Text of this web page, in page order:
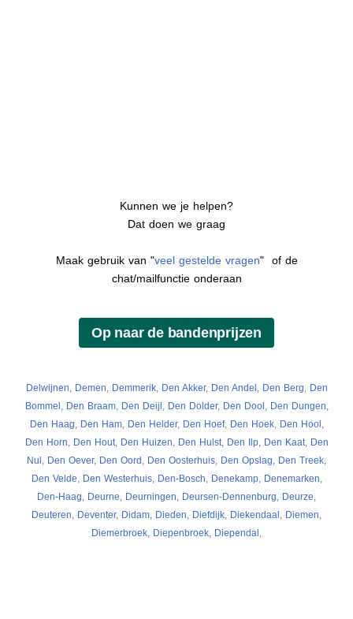
Kunnen we je helpen?
Dat doen we graag
Maak gebruik van "veel gestelde vragen" of de
chat/mailfunctie onderaan
Delwijnen Demen Demmerik, Den Akker, Den Andel Den Berg
Den
Bommel
Den Braam, Den Deijl Den Dolder, Den Dool Den Dungen
Den Haag
Den Ham, Den Helder, Den Hoef, Den Hoek, Den Hool
Den Horn
Den Hout, Den Huizen Den Hulst, Den Ilp, Den Kaat, Den
Nul
Den Oever, Den Oord Den Oosterhuis Den Opslag Den Treek
Den Velde
Den Westerhuis, Den-Bosch Denekamp, Denemarken
Den-Haag
Deurne Deurningen Deursen-Dennenburg Deurze
Deuteren
Deventer, Didam Dieden Diefdijk Diekendaal Diemen
Diemerbroek Diepenbroek Diependal